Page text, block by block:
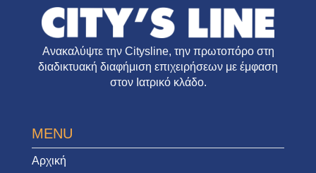
Ανακαλύψτε την Citysline, την πρωτοπόρο στη
διαδικτυακή διαφήμιση επιχειρήσεων με έμφαση
στον Ιατρικό κλάδο.
MENU
Αρχική